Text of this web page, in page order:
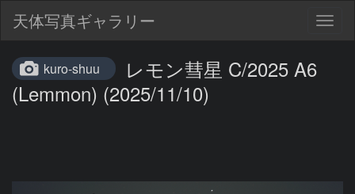
天体写真ギャラリー
kuro-shuu
レモン彗星 C/2025 A6
(Lemmon) (2025/11/10)